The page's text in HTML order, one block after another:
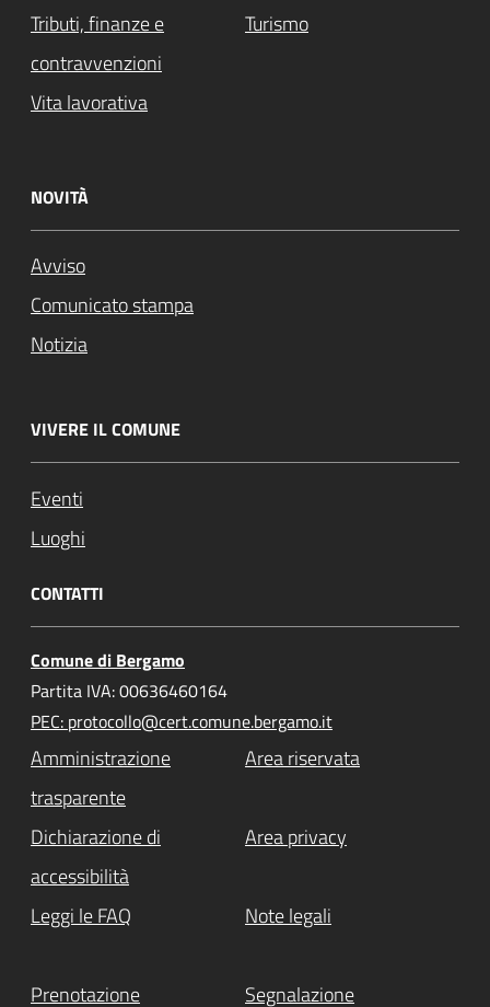
Tributi, finanze e
contravvenzioni
Turismo
Vita lavorativa
NOVITÀ
Avviso
Comunicato stampa
Notizia
VIVERE IL COMUNE
Eventi
Luoghi
CONTATTI
Comune di Bergamo
Partita IVA: 00636460164
PEC: protocollo@cert.comune.bergamo.it
Amministrazione
trasparente
Area riservata
Dichiarazione di
accessibilità
Area privacy
Leggi le FAQ Note legali
Prenotazione Segnalazione